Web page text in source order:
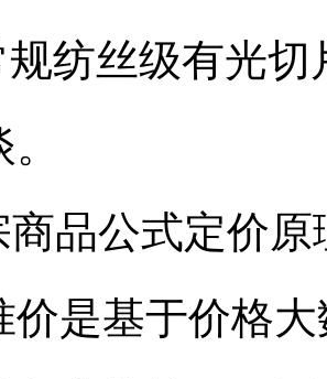
规纺丝级有光
商品公式定价
价是基于价格